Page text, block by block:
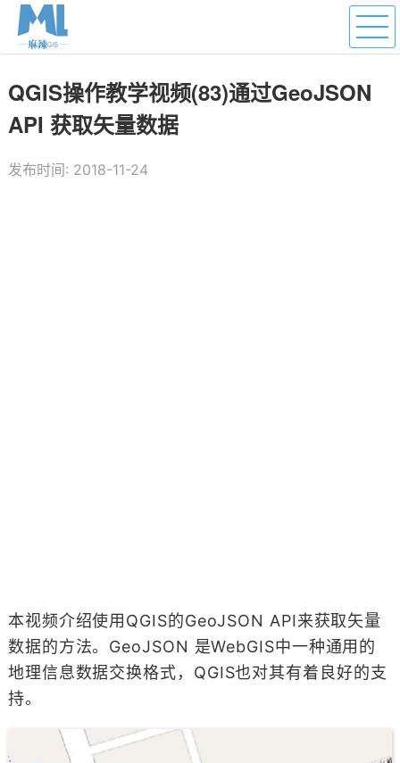
QGIS操作教学视频(83)通过GeoJSON
API 获取矢量数据
发布时间: 2018-11-24
本视频介绍使用QGIS的GeoJSON API来获取矢量
数据的方法。GeoJSON 是WebGIS中一种通用的
地理信息数据交换格式，QGIS也对其有着良好的支
持。